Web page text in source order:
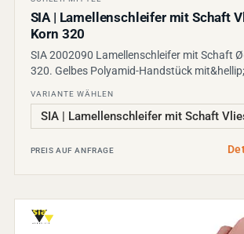
SIA | Lamellenschleifer mit Schaft
Korn 320
SIA 2002090 Lamellenschleifer mit Schaft
320. Gelbes Polyamid-Handstück mit&hellip;
VARIANTE WÄHLEN
PREIS AUF ANFRAGE